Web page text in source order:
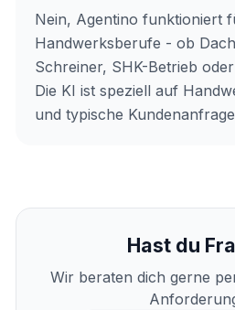
Nein, Agentino funktioniert
Handwerksberufe - ob
Schreiner, SHK-Betrieb
Die KI ist speziell auf
und typische
Hast du
Wir beraten dich gerne